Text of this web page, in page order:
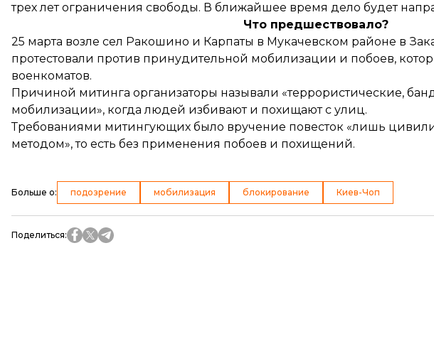
трех лет ограничения свободы. В ближайшее время дело будет
Что предшествовало?
25 марта возле сел Ракошино и Карпаты в Мукачевском районе в
протестовали против принудительной мобилизации и побоев,
военкоматов.
Причиной митинга организаторы называли «террористические,
мобилизации», когда людей избивают и похищают с улиц.
Требованиями митингующих было вручение повесток «лишь
методом», то есть без применения побоев и похищений.
Больше о: подозрение мобилизация блокирование Киев-Чоп
Поделиться: